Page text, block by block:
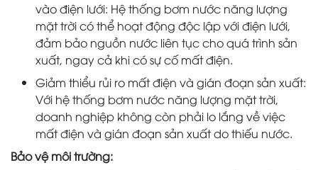
vào điện lưới: Hệ thống bơm nước năng lượng
mặt trời có thể hoạt động độc lập với điện lưới,
đảm bảo nguồn nước liên tục cho quá trình sản
xuất, ngay cả khi có sự cố mất điện.
Giảm thiểu rủi ro mất điện và gián đoạn sản xuất:
Với hệ thống bơm nước năng lượng mặt trời,
doanh nghiệp không còn phải lo lắng về việc
mất điện và gián đoạn sản xuất do thiếu nước.
Bảo vệ môi trường: